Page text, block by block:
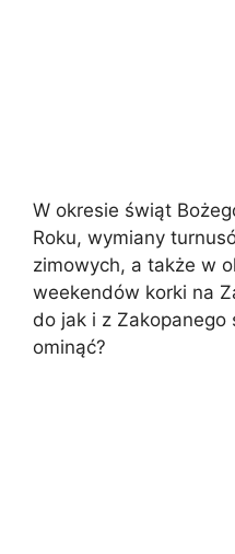
W okresie świąt
Roku, wymiany
zimowych, a także w
weekendów korki na
do jak i z Zakopanego
ominąć?